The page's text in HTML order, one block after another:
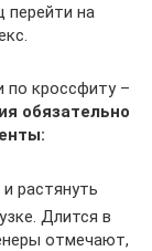
перейти на
по кроссфиту –
обязательно
растянуть
Длится в
отмечают,